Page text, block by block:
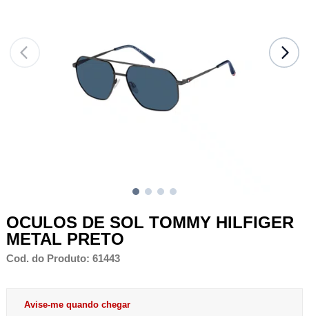
OCULOS DE SOL TOMMY HILFIGER
METAL PRETO
Cod. do Produto: 61443
Avise-me quando chegar